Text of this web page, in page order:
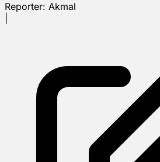
Reporter: Akmal